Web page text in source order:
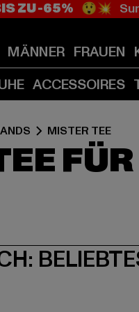
ZU -65% 😲💥
MÄNNER FRAUEN
ACCESSOIRES
MISTER TEE